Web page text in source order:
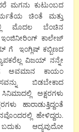
ಮಗನು ಕುಟುಂಬದ
ಚಿಂತೆ ಮತ್ತು
ಮೊದಲ ಬೆಂಚಿನ
ಕಾಲೇಜ್
ಗೆ ಇಂಗ್ಲಿಷ್ ಕಬ್ಬಿಣದ
ವಿಜಯ್ ನನ್ನೇ
ಅವಮಾನ ಕಾಯಂ
ಬಿಡಬೇಕಾದ
ಅಕ್ಷರಗಳು
ಹಾರಾಡುತ್ತಿದ್ದಂತೆ
ಹೇಳಿದ್ದರು.
ಆದ್ಯವುದೋ